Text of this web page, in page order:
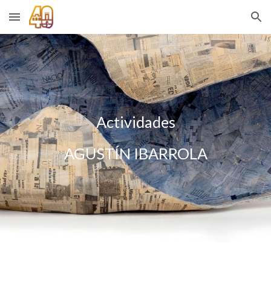
Skip to main content Skip to navigation
Actividades
AGUSTÍN IBARROLA